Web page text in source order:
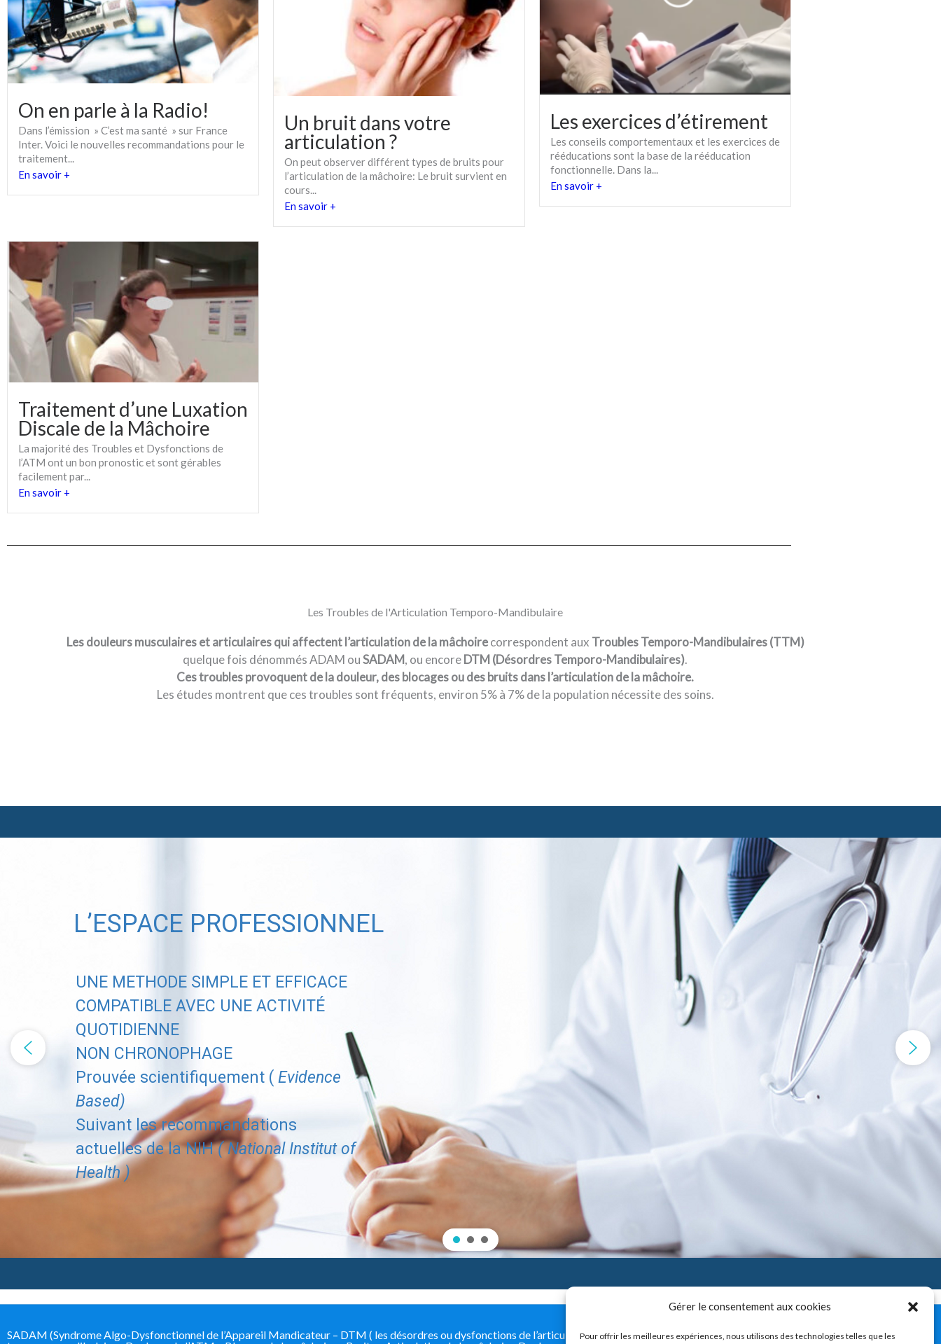
Gérer le consentement aux cookies
Pour offrir les meilleures expériences, nous utilisons des technologies telles que les
On en parle à la Radio!
Dans l’émission » C’est ma santé » sur France
Inter. Voici le nouvelles recommandations pour le
traitement...
En savoir +
Un bruit dans votre
articulation ?
On peut observer différent types de bruits pour
l’articulation de la mâchoire: Le bruit survient en
cours...
En savoir +
Les exercices d’étirement
Les conseils comportementaux et les exercices de
rééducations sont la base de la rééducation
fonctionnelle. Dans la...
En savoir +
Traitement d’une Luxation
Discale de la Mâchoire
La majorité des Troubles et Dysfonctions de
l’ATM ont un bon pronostic et sont gérables
facilement par...
En savoir +
Les Troubles de l'Articulation Temporo-Mandibulaire
Les douleurs musculaires et articulaires qui affectent l’articulation de la mâchoirecorrespondent aux Troubles Temporo-Mandibulaires (TTM)
quelque fois dénommés ADAM ouSADAM, ou encoreDTM (Désordres Temporo-Mandibulaires).
Ces troubles provoquent de la douleur, des blocages ou des bruits dans l’articulation de la mâchoire.
Les études montrent que ces troubles sont fréquents, environ 5% à 7% de la population nécessite des soins.
L’ESPACE PROFESSIONNEL
UNE METHODE SIMPLE ET EFFICACE
COMPATIBLE AVEC UNE ACTIVITÉ
QUOTIDIENNE
NON CHRONOPHAGE
Prouvée scientifiquement ( Evidence
Based)
Suivant les recommandations
actuelles de la NIH( National Institut of
Health )
SADAM (Syndrome Algo-Dysfonctionnel de l’Appareil Mandicateur – DTM ( les désordres ou dysfonctions de l’articulation temporo-mandibulaire) – Troubles